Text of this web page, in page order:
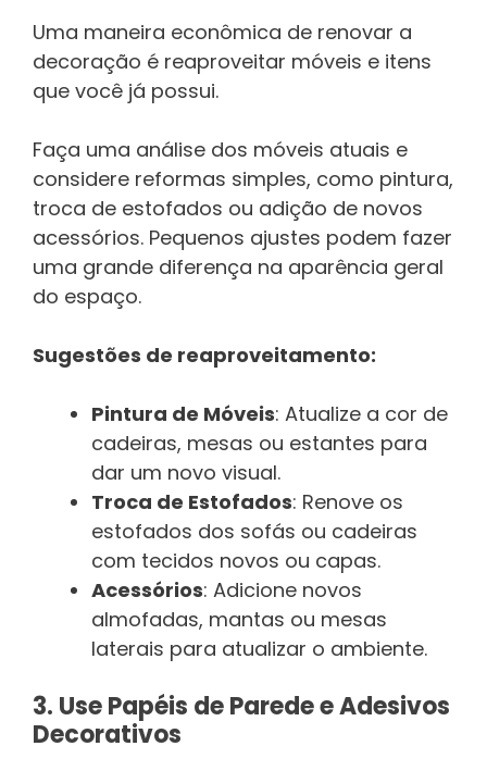
Uma maneira econômica de renovar a
decoração é reaproveitar móveis e itens
que você já possui.
Faça uma análise dos móveis atuais e
considere reformas simples, como pintura,
troca de estofados ou adição de novos
acessórios. Pequenos ajustes podem fazer
uma grande diferença na aparência geral
do espaço.
Sugestões de reaproveitamento:
Pintura de Móveis: Atualize a cor de
cadeiras, mesas ou estantes para
dar um novo visual.
Troca de Estofados: Renove os
estofados dos sofás ou cadeiras
com tecidos novos ou capas.
Acessórios: Adicione novos
almofadas, mantas ou mesas
laterais para atualizar o ambiente.
3. Use Papéis de Parede e Adesivos
Decorativos